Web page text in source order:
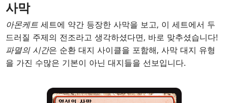
사막
아몬케트 세트에 약간 등장한 사막을 보고, 이 세트에서 두
드러질 주제의 전조라고 생각하셨다면, 바로 맞추셨습니다!
파멸의 시간은 순환 대지 사이클을 포함해, 사막 대지 유형
을 가진 수많은 기본이 아닌 대지들을 선보입니다.